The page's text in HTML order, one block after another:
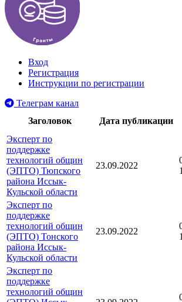
Вход
Регистрация
Инструкции по регистрации
Телеграм канал
Заголовок
Дата публикации
Эксперт по
поддержке
технологий общин
(ЭПТО) Тюпского
района Иссык-
Кульской области
23.09.2022
Эксперт по
поддержке
технологий общин
(ЭПТО) Тонского
района Иссык-
Кульской области
23.09.2022
Эксперт по
поддержке
технологий общин